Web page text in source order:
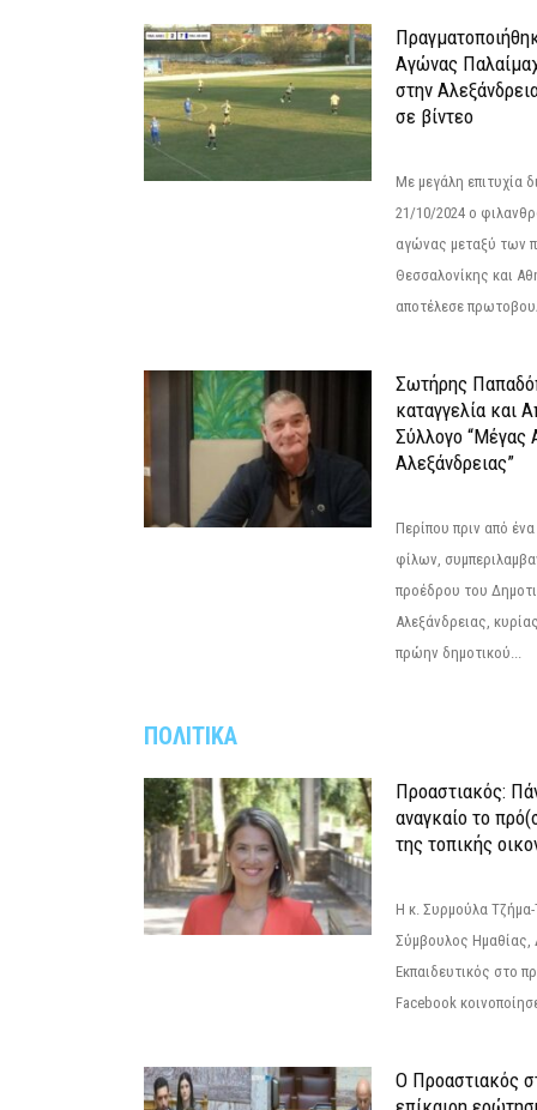
Αγώνας
στην
σε βίντεο
Με μεγάλη επιτυχία
21/10/2024 ο
αγώνας μεταξύ των
Θεσσαλονίκης και
αποτέλεσε
Σωτήρης
καταγγελία και
Σύλλογο “Μέγας
Αλεξάνδρειας”
Περίπου πριν από
φίλων,
προέδρου του
Αλεξάνδρειας,
πρώην δημοτικού...
ΠΟΛΙΤΙΚΑ
Προαστιακός:
αναγκαίο το
της τοπικής
Η κ. Συρμούλα
Σύμβουλος Ημαθίας,
Εκπαιδευτικός στο
Facebook
Ο Προαστιακός